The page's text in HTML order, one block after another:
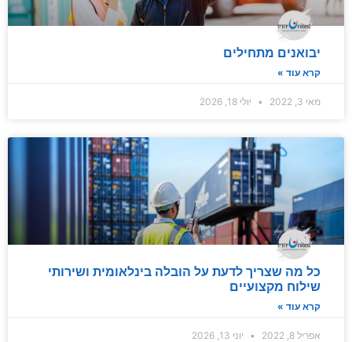
יבואנים מתחילים
קרא עוד »
מאי 3, 2022 יולי 18, 2026
כל מה שצריך לדעת על הובלה בינלאומית ושירותי
שילוח מקצועיים
קרא עוד »
אפריל 8, 2022 יוני 13, 2026